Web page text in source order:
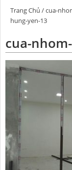
Trang Chủ /cua-
hung-yen-13
cua-